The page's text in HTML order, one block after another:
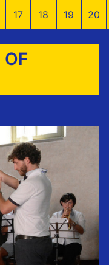
17 18 19 20